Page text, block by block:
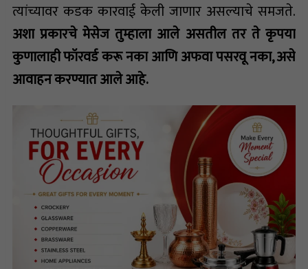
त्यांच्यावर कडक कारवाई केली जाणार असल्याचे समजते.
अशा प्रकारचे मेसेज तुम्हाला आले असतील तर ते कृपया
कुणालाही फॉरवर्ड करू नका आणि अफवा पसरवू नका, असे
आवाहन करण्यात आले आहे.